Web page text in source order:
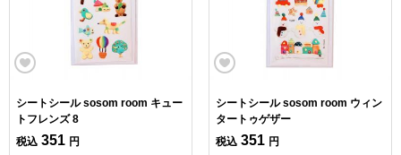
シートシール sosom room キュー
トフレンズ 8
税込 351 円
シートシール sosom room ウィン
タートゥゲザー
税込 351 円